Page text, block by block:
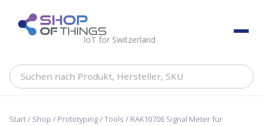
content ShopOfThings
IoT for Switzerland
Suchen
Hersteller,
Start/ Shop / Prototyping/Tools / RAK10706 Signal Meter für